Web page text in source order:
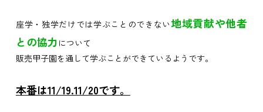
座学・独学だけでは学ぶことのできない地域貢献や他者
との協力 について
販売甲子園を通して学ぶことができているようです。
本番は11/19.11/20です。